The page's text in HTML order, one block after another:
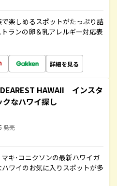
楽しめるスポットがたっぷり詰
ランの卵＆乳アレルギー対応表
詳細を見る
HAWAII インスタ
クなハワイ探し
発売
キ･コニクソンの最新ハワイガ
ワイのお気に入りスポットが多